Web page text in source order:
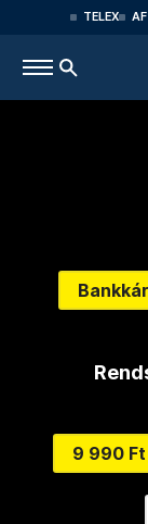
TELEX
9 990 Ft